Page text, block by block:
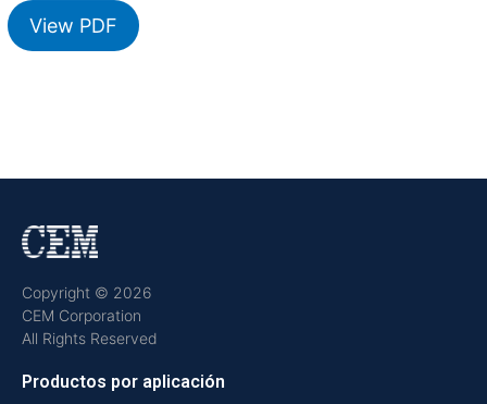
View PDF
Copyright © 2026
CEM Corporation
All Rights Reserved
Productos por aplicación